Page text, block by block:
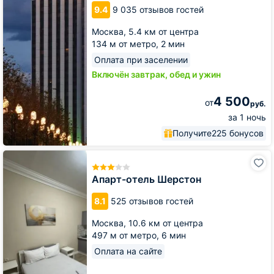
9.4 9 035 отзывов гостей
Москва, 5.4 км от центра
134 м от метро, 2 мин
Оплата при заселении
Включён завтрак, обед и ужин
от4 500руб.
за 1 ночь
Получите225 бонусов
Апарт-отель Шерстон
8.1 525 отзывов гостей
Москва, 10.6 км от центра
497 м от метро, 6 мин
Оплата на сайте
Апарт-
отель
Шерстон